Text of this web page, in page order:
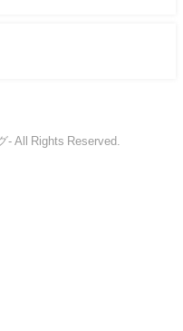
All Rights Reserved.